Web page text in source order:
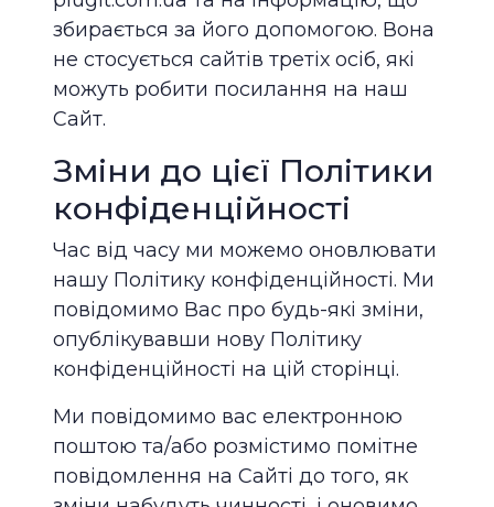
збирається за його допомогою. Вона
не стосується сайтів третіх осіб, які
можуть робити посилання на наш
Cайт.
Зміни до цієї Політики
конфіденційності
Час від часу ми можемо оновлювати
нашу Політику конфіденційності. Ми
повідомимо Вас про будь-які зміни,
опублікувавши нову Політику
конфіденційності на цій сторінці.
Ми повідомимо вас електронною
поштою та/або розмістимо помітне
повідомлення на Cайті до того, як